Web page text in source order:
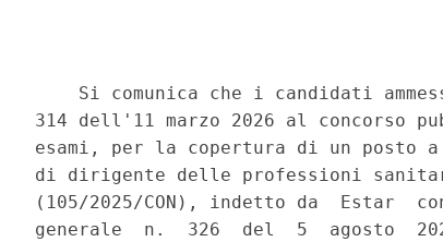
Si comunica che i candidati
314 dell'11 marzo 2026 al
esami, per la copertura di un posto
di dirigente delle professioni
(105/2025/CON), indetto da  Estar
generale  n.  326  del  5  agosto